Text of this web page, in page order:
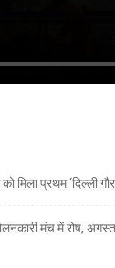
मिला प्रथम ‘दिल्ली
मंच में रोष,